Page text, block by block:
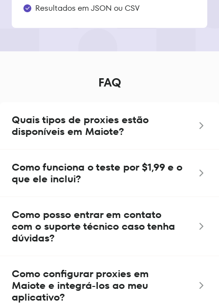
Resultados em JSON ou CSV
FAQ
Quais tipos de proxies estão
disponíveis em Maiote?
Como funciona o teste por $1,99 e o
que ele inclui?
Como posso entrar em contato
com o suporte técnico caso tenha
dúvidas?
Como configurar proxies em
Maiote e integrá-los ao meu
aplicativo?